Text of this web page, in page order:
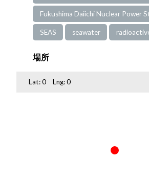
Fukushima Daiichi Nuclear Power
SEAS seawater
場所
Lat:0 Lng:0